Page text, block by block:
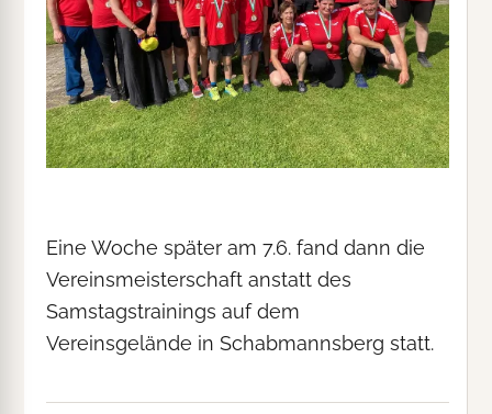
Eine Woche später am 7.6. fand dann die
Vereinsmeisterschaft anstatt des
Samstagstrainings auf dem
Vereinsgelände in Schabmannsberg statt.